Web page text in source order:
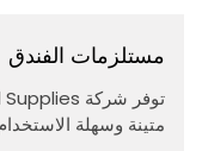
مستلزمات الفندق
متينة وسهلة